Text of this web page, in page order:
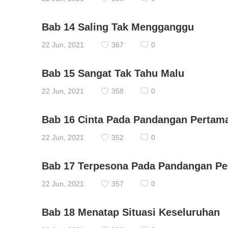
Bab 14 Saling Tak Mengganggu
22 Jun, 2021 367 0
Bab 15 Sangat Tak Tahu Malu
22 Jun, 2021 358 0
Bab 16 Cinta Pada Pandangan
22 Jun, 2021 352 0
Bab 17 Terpesona Pada Pandangan
22 Jun, 2021 357 0
Bab 18 Menatap Situasi Keseluruhan